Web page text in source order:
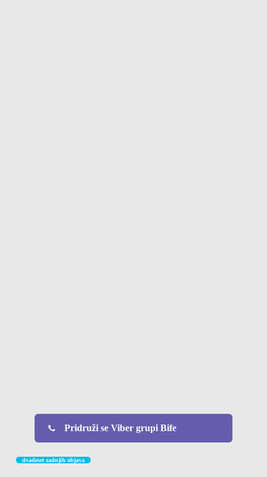
Pridruži se Viber grupi Bife
dvadeset zadnjih objava